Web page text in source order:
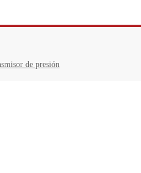
de presión